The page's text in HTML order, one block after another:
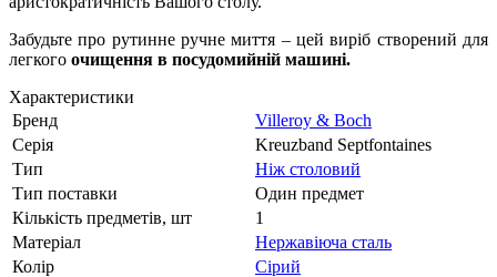
Забудьте про рутинне ручне миття – цей виріб створений для
легкого очищення в посудомийній машині.
Характеристики
Бренд
Villeroy & Boch
Серія
Kreuzband Septfontaines
Тип
Ніж столовий
Тип поставки
Один предмет
Кількість предметів, шт
1
Матеріал
Нержавіюча сталь
Колір
Сірий